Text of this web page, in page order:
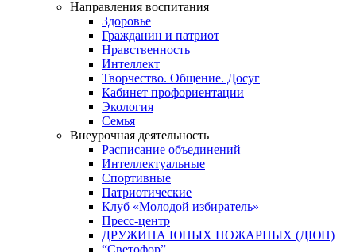
Направления воспитания
Здоровье
Гражданин и патриот
Нравственность
Интеллект
Творчество. Общение. Досуг
Кабинет профориентации
Экология
Семья
Внеурочная деятельность
Расписание объединений
Интеллектуальные
Спортивные
Патриотические
Клуб «Молодой избиратель»
Пресс-центр
ДРУЖИНА ЮНЫХ ПОЖАРНЫХ (ДЮП)
“Светофор”